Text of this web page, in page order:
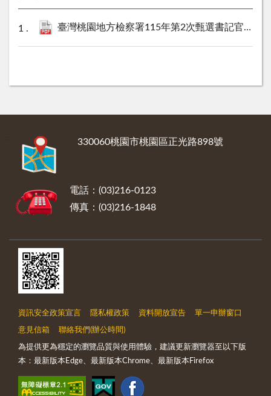
臺灣桃園地方檢察署115年第2次甄選書記官約僱人員儲備人員名單.pdf
330060桃園市桃園區正光路898號
電話：(03)216-0123
傳真：(03)216-1848
資訊安全政策宣言 隱私權政策 資料開放宣告 單一申辦窗口
意見信箱 聯絡我們(辦公時間)
為提供更為穩定的瀏覽品質與使用體驗，建議更新瀏覽器至以下版
本：最新版本Edge、最新版本Chrome、最新版本Firefox